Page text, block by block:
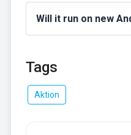
Will it run on new
Tags
Aktion